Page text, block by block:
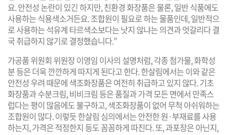
요. 안전성 논란이 있긴 하지만, 친환경 화장품은 물론, 일반 식품에도
사용하는 식용색소거든요. 조합원이 필요로 하는 물품인데, 일반적으
로 사용하는 석유계 타르색소보다는 낫지 않냐는 의견과 엇갈리다 결
국 취급하지 않기로 결정했습니다.”
가공품 위원회 위원장 이영임 이사의 설명처럼, 각종 첨가물, 화학성
분 등은 더욱 깐깐하게 따지게 된다고 한다. 한살림에서는 이와 같은
안전성 우려 때문에 색조화장품은 여전히 취급하고 있지 않다. 기초
화장품과 수분크림, 비비크림 등은 품질과 가격 모든 면에서 만족스
럽다는 평이 많음에도 불구하고, 색조화장품이 없어 무척 아쉬워하는
조합원이 많다. 이렇듯 한살림 심의에서는 안전한 원·부재료를 사용
하는지, 가격은 적정한지 등도 꼼꼼하게 따진다. 또, 과포장은 아닌지,